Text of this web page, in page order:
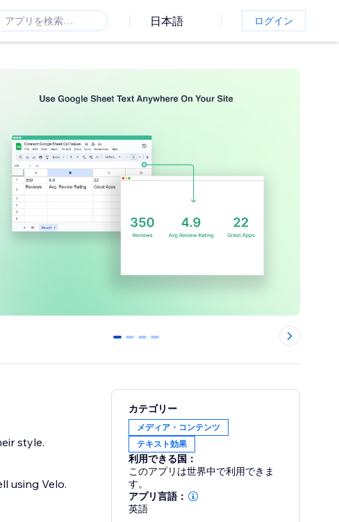
日本語 ログイン
0 1 2 3
style.
using Velo.
カテゴリー
メディア・コンテンツ
テキスト効果
利用できる国：
このアプリは世界中で利用できま
す。
アプリ言語：
英語